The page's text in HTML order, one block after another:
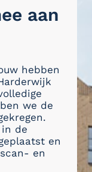
aan
hebben
we de
de
en
en